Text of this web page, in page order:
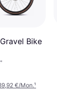
Bike
€/Mon.¹